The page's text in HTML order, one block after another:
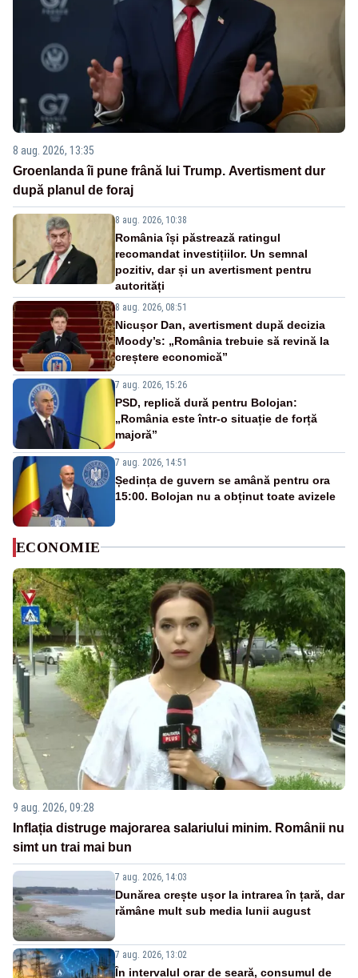
8 aug. 2026, 13:35
Groenlanda îi pune frână lui Trump. Avertisment dur
după planul de foraj
8 aug. 2026, 10:38
România își păstrează ratingul
recomandat investițiilor. Un semnal
pozitiv, dar și un avertisment pentru
autorități
8 aug. 2026, 08:51
Nicușor Dan, avertisment după decizia
Moody’s: „România trebuie să revină la
creștere economică”
7 aug. 2026, 15:26
PSD, replică dură pentru Bolojan:
„România este într-o situație de forță
majoră”
7 aug. 2026, 14:51
Ședința de guvern se amână pentru ora
15:00. Bolojan nu a obținut toate avizele
ECONOMIE
9 aug. 2026, 09:28
Inflația distruge majorarea salariului minim. Românii nu
simt un trai mai bun
7 aug. 2026, 14:03
Dunărea crește ușor la intrarea în țară, dar
rămâne mult sub media lunii august
7 aug. 2026, 13:02
În intervalul orar de seară, consumul de